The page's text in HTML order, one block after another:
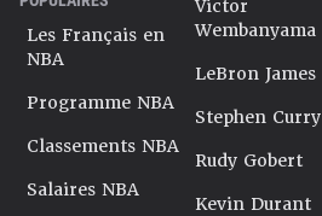
Les Français en
NBA
Programme NBA
Classements NBA
Salaires NBA
Victor
Wembanyama
LeBron James
Stephen Curry
Rudy Gobert
Kevin Durant